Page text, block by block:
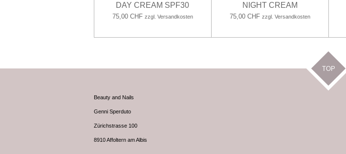
DAY CREAM SPF30
75,00 CHF zzgl. Versandkosten
NIGHT CREAM
75,00 CHF zzgl. Versandkosten
TOP
Beauty and Nails
Genni Sperduto
Zürichstrasse 100
8910 Affoltern am Albis